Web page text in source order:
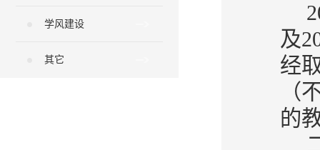
学风建设
其它
及
经
（
的